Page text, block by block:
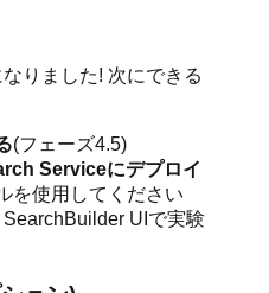
りました! 次にできる
(フェーズ4.5)
Serviceにデプロイ
を使用してください
UIで実験